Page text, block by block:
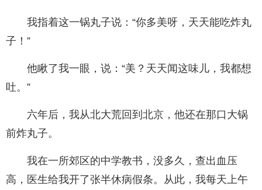
我指着这一锅丸子说：“你多美呀，天天能吃炸丸
子！”
他瞅了我一眼，说：“美？天天闻这味儿，我都想
吐。”
六年后，我从北大荒回到北京，他还在那口大锅
前炸丸子。
我在一所郊区的中学教书，没多久，查出血压
高，医生给我开了张半休病假条。从此，我每天上午